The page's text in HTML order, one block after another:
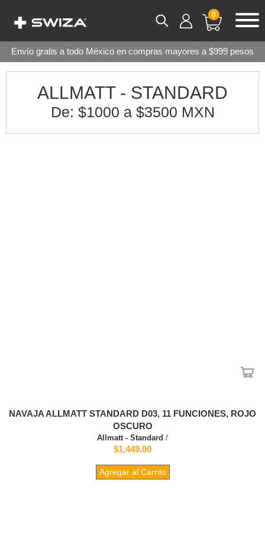
0
Envío gratis a todo México en compras mayores a $999 pesos
ALLMATT - STANDARD
De: $1000 a $3500 MXN
NAVAJA ALLMATT STANDARD D03, 11 FUNCIONES, ROJO
OSCURO
Allmatt - Standard /
$1,449.00
Agregar al Carrito